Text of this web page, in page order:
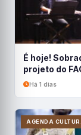
É hoje!
projeto do
Há 1 dias
AGENDA